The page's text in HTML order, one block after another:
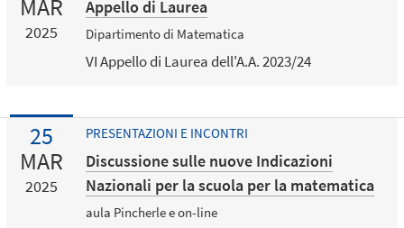
MAR
2025
Appello di Laurea
Dipartimento di Matematica
VI Appello di Laurea dell'A.A. 2023/24
25
MAR
2025
PRESENTAZIONI E INCONTRI
Discussione sulle nuove Indicazioni
Nazionali per la scuola per la matematica
aula Pincherle e on-line